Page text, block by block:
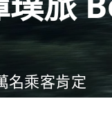
名乘客肯定